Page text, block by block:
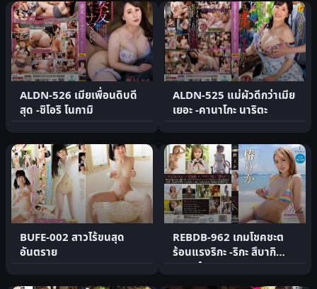
ALDN-526 เมียเพื่อนดิบดี
สุด -ชิโอริ โนกามิ
ALDN-525 แม่ผัวดีกว่าเมีย
เยอะ -คานาโกะ นาริตะ
BUFE-002 สาวไร้ขนสุด
อันตราย
REBDB-962 เกมโชคชะต
ร้อนแรงริกะ -ริกะ สึบากิ
บลูเรย์